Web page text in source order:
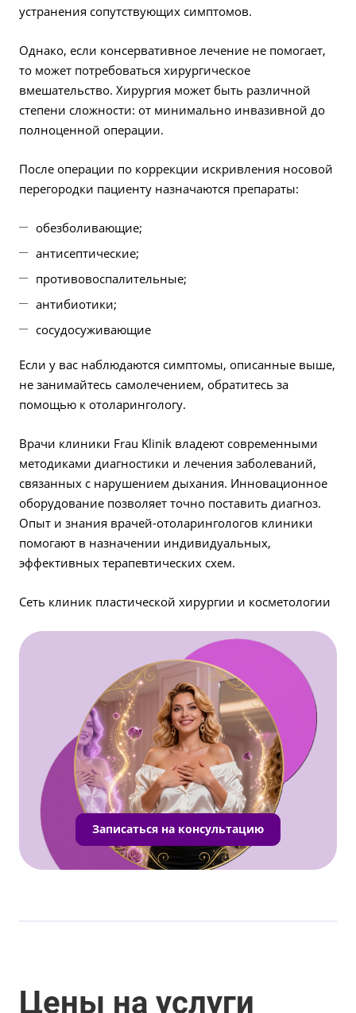
устранения сопутствующих симптомов.
Однако, если консервативное лечение не помогает,
то может потребоваться хирургическое
вмешательство. Хирургия может быть различной
степени сложности: от минимально инвазивной до
полноценной операции.
После операции по коррекции искривления носовой
перегородки пациенту назначаются препараты:
обезболивающие;
антисептические;
противовоспалительные;
антибиотики;
сосудосуживающие
Если у вас наблюдаются симптомы, описанные выше,
не занимайтесь самолечением, обратитесь за
помощью к отоларингологу.
Врачи клиники Frau Klinik владеют современными
методиками диагностики и лечения заболеваний,
связанных с нарушением дыхания. Инновационное
оборудование позволяет точно поставить диагноз.
Опыт и знания врачей-отоларингологов клиники
помогают в назначении индивидуальных,
эффективных терапевтических схем.
Сеть клиник пластической хирургии и косметологии
Записаться на консультацию
Цены на услуги